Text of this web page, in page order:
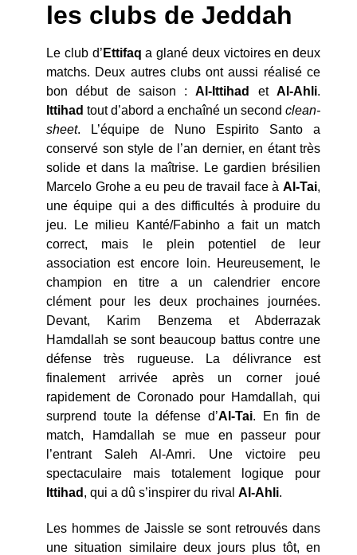
les clubs de Jeddah
Le club d’ Ettifaqa glané deux victoires en deux
matchs. Deux autres clubs ont aussi réalisé ce
bon début de saison :Al-Ittihad etAl-Ahli.
Ittihad tout d’abord a enchaîné un second clean-
sheet. L’équipe de Nuno Espirito Santo a
conservé son style de l’an dernier, en étant très
solide et dans la maîtrise. Le gardien brésilien
Marcelo Grohe a eu peu de travail face à Al-Tai,
une équipe qui a des difficultés à produire du
jeu. Le milieu Kanté/Fabinho a fait un match
correct, mais le plein potentiel de leur
association est encore loin. Heureusement, le
champion en titre a un calendrier encore
clément pour les deux prochaines journées.
Devant, Karim Benzema et Abderrazak
Hamdallah se sont beaucoup battus contre une
défense très rugueuse. La délivrance est
finalement arrivée après un corner joué
rapidement de Coronado pour Hamdallah, qui
surprend toute la défense d’Al-Tai. En fin de
match, Hamdallah se mue en passeur pour
l’entrant Saleh Al-Amri. Une victoire peu
spectaculaire mais totalement logique pour
Ittihad , qui a dû s’inspirer du rival Al-Ahli.
Les hommes de Jaissle se sont retrouvés dans
une situation similaire deux jours plus tôt, en